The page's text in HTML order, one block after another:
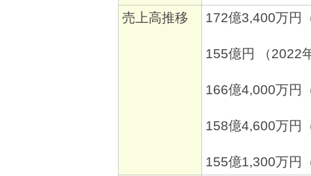
売上高推移
172億3,400万円
155億円 （2022
166億4,000万円
158億4,600万円
155億1,300万円